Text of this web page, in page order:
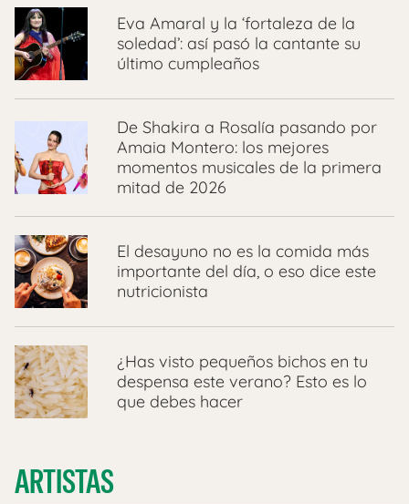
Eva Amaral y la ‘fortaleza de la
soledad’: así pasó la cantante su
último cumpleaños
De Shakira a Rosalía pasando por
Amaia Montero: los mejores
momentos musicales de la primera
mitad de 2026
El desayuno no es la comida más
importante del día, o eso dice este
nutricionista
¿Has visto pequeños bichos en tu
despensa este verano? Esto es lo
que debes hacer
ARTISTAS